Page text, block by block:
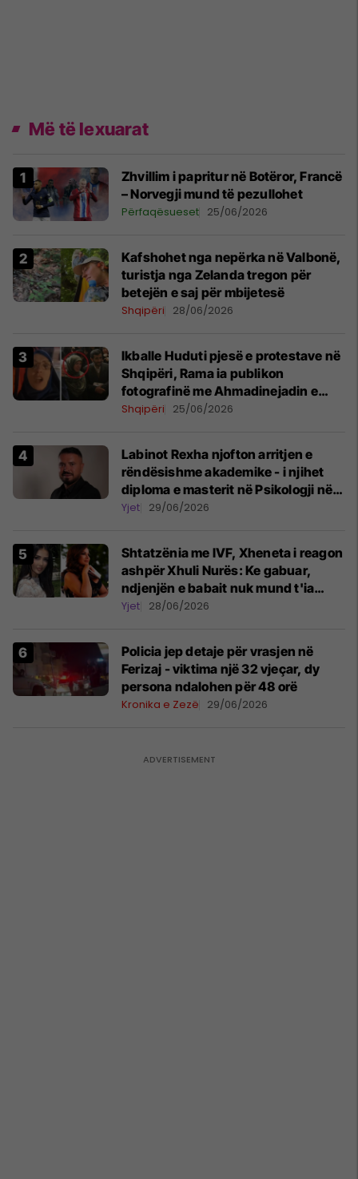
Më të lexuarat
Zhvillim i papritur në Botëror, Francë
– Norvegji mund të pezullohet
Përfaqësueset 25/06/2026
Kafshohet nga nepërka në Valbonë,
turistja nga Zelanda tregon për
betejën e saj për mbijetesë
Shqipëri 28/06/2026
Ikballe Huduti pjesë e protestave në
Shqipëri, Rama ia publikon
fotografinë me Ahmadinejadin e
Iranit
Shqipëri 25/06/2026
Labinot Rexha njofton arritjen e
rëndësishme akademike - i njihet
diploma e masterit në Psikologji në
Zvicër
Yjet 29/06/2026
Shtatzënia me IVF, Xheneta i reagon
ashpër Xhuli Nurës: Ke gabuar,
ndjenjën e babait nuk mund t'ia
plotësosh kurrë
Yjet 28/06/2026
Policia jep detaje për vrasjen në
Ferizaj - viktima një 32 vjeçar, dy
persona ndalohen për 48 orë
Kronika e Zezë 29/06/2026